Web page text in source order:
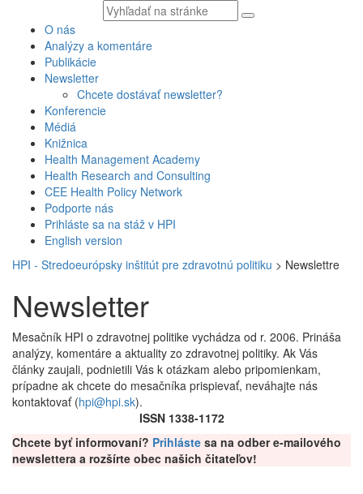
Vyhľadávaný
text
O nás
Analýzy a komentáre
Publikácie
Newsletter
Chcete dostávať newsletter?
Konferencie
Médiá
Knižnica
Health Management Academy
Health Research and Consulting
CEE Health Policy Network
Podporte nás
Prihláste sa na stáž v HPI
English version
HPI - Stredoeurópsky inštitút pre zdravotnú politiku > Newslettre
Newsletter
Mesačník HPI o zdravotnej politike vychádza od r. 2006. Prináša
analýzy, komentáre a aktuality zo zdravotnej politiky. Ak Vás
články zaujali, podnietili Vás k otázkam alebo pripomienkam,
prípadne ak chcete do mesačníka prispievať, neváhajte nás
kontaktovať (hpi@hpi.sk).
ISSN 1338-1172
Chcete byť informovaní? Prihláste sa na odber e-mailového
newslettera a rozšírte obec našich čitateľov!